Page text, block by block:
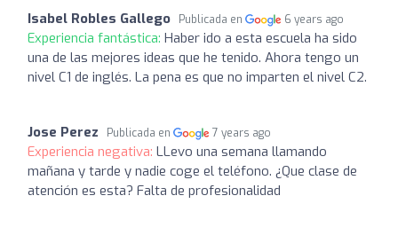
Isabel Robles Gallego Publicada en 6 years ago
Experiencia fantástica: Haber ido a esta escuela ha sido
una de las mejores ideas que he tenido. Ahora tengo un
nivel C1 de inglés. La pena es que no imparten el nivel C2.
Jose Perez Publicada en 7 years ago
Experiencia negativa: LLevo una semana llamando
mañana y tarde y nadie coge el teléfono. ¿Que clase de
atención es esta? Falta de profesionalidad